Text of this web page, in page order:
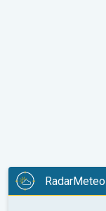
RadarMeteo